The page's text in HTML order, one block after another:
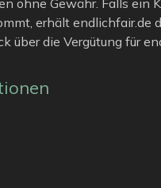
ohne Gewähr. Falls ein
erhält endlichfair.de
über die Vergütung für